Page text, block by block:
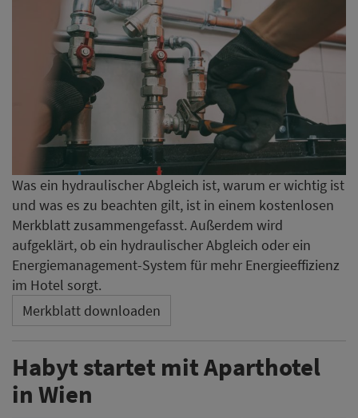
Was ein hydraulischer Abgleich ist, warum er wichtig ist
und was es zu beachten gilt, ist in einem kostenlosen
Merkblatt zusammengefasst. Außerdem wird
aufgeklärt, ob ein hydraulischer Abgleich oder ein
Energiemanagement-System für mehr Energieeffizienz
im Hotel sorgt.
Merkblatt downloaden
Habyt startet mit Aparthotel
in Wien